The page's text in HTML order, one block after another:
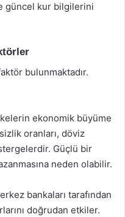
güncel kur bilgilerini
bulunmaktadır.
ekonomik büyüme
oranları, döviz
Güçlü bir
neden olabilir.
bankaları tarafından
doğrudan etkiler.